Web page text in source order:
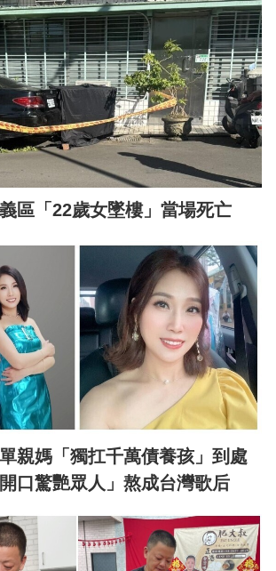
區「22歲女墜樓」當場死亡
親媽「獨扛千萬債養孩」到處
口驚艷眾人」熬成台灣歌后